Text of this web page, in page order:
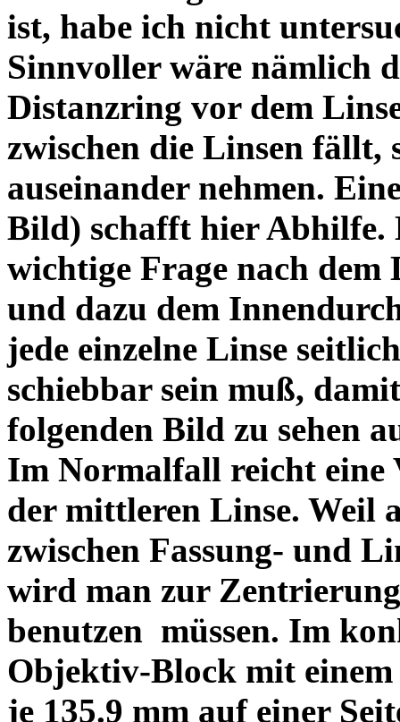
ist, habe ich nicht
Sinnvoller wäre nämlich
Distanzring vor dem
zwischen die Linsen fällt,
auseinander nehmen.
Bild) schafft hier Abhilfe.
wichtige Frage nach dem
und dazu dem
jede einzelne Linse
schiebbar sein muß,
folgenden Bild zu sehen
Im Normalfall reicht eine
der mittleren Linse. Weil
zwischen Fassung- und
wird man zur
benutzen müssen. Im
Objektiv-Block mit einem
je 135.9 mm auf einer